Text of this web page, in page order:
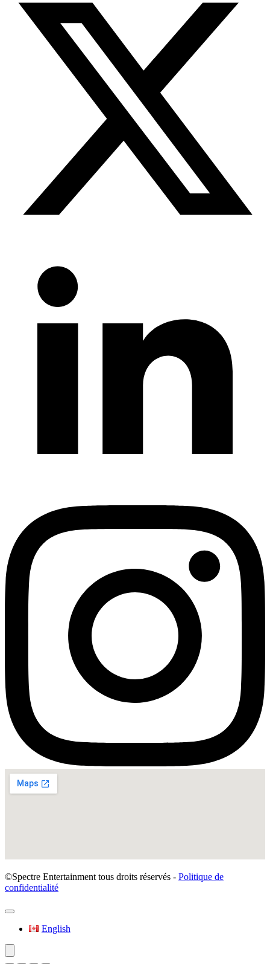
©Spectre Entertainment tous droits réservés - Politique de
confidentialité
English